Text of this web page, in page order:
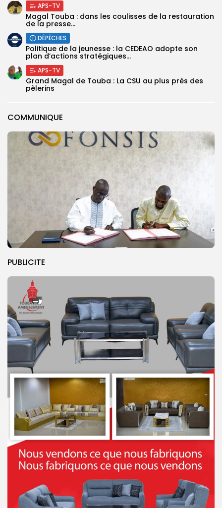
COMMUNIQUE
PUBLICITE
APS-TV
Magal Touba : dans les coulisses de la restauration
de la presse...
DÉPÊCHES
Politique de la jeunesse : la CEDEAO adopte son
plan d’actions stratégiques...
APS-TV
Grand Magal de Touba : La CSU au plus près des
pèlerins